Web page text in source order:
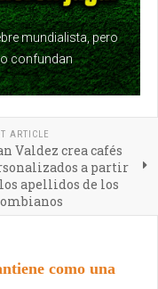
mundialista, pero
confundan
ARTICLE
Valdez crea cafés
a partir
apellidos de los
como una